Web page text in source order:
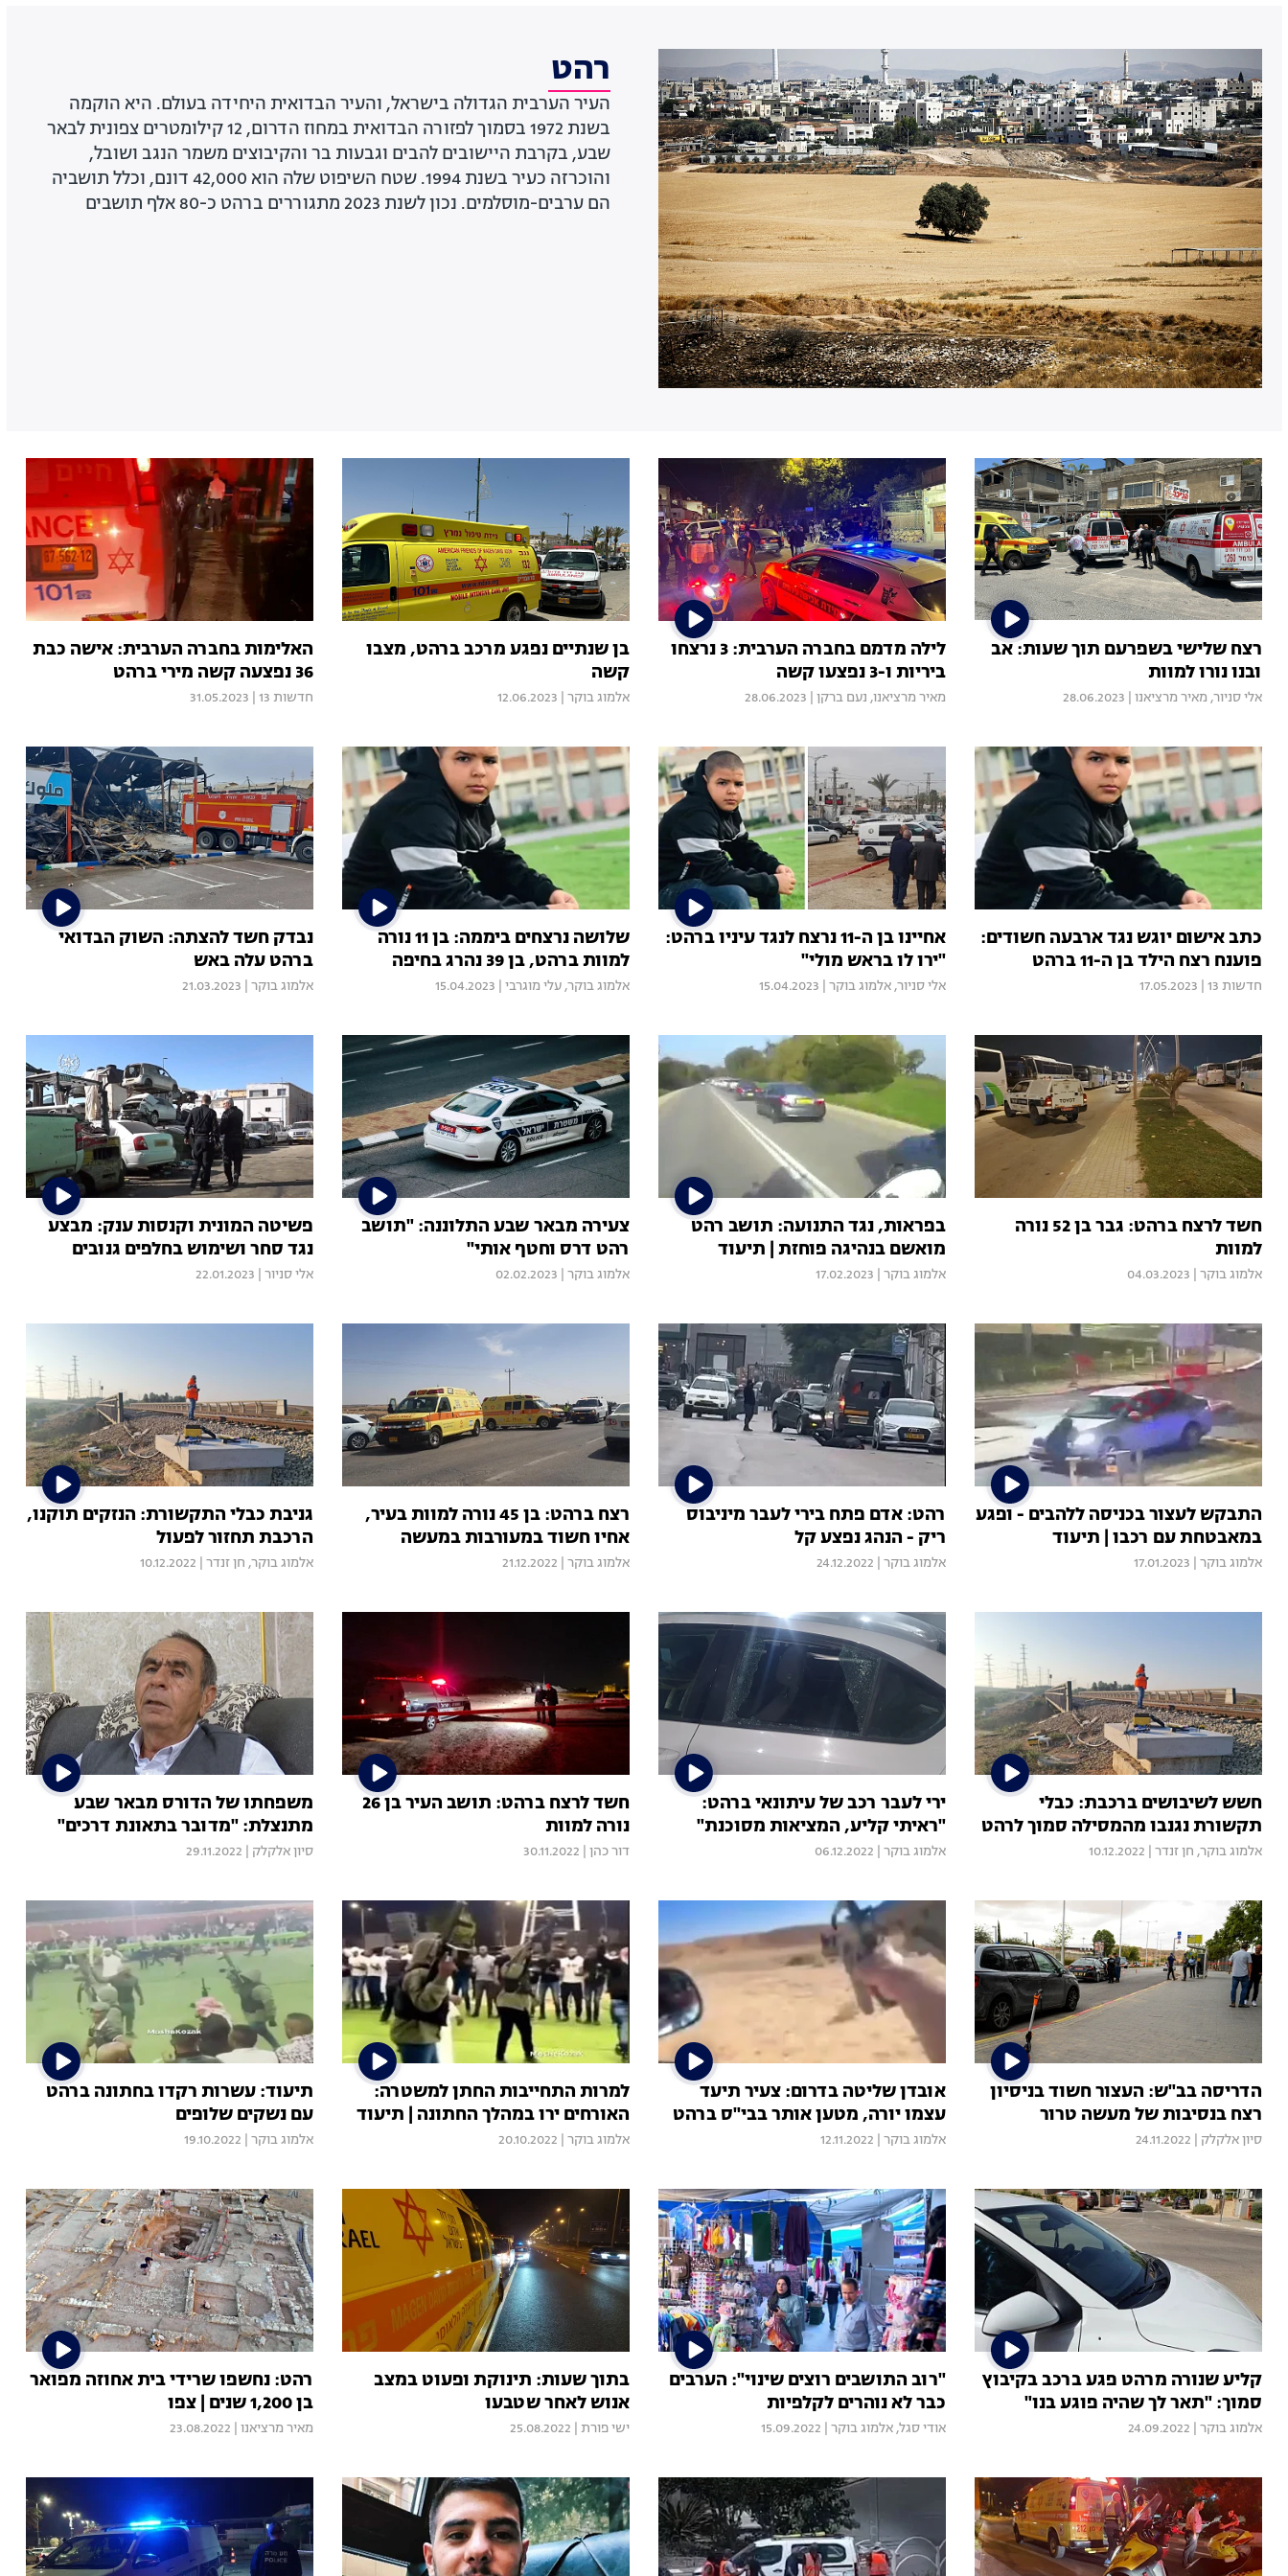
רהט
העיר הערבית הגדולה בישראל, והעיר הבדואית היחידה בעולם. היא הוקמה
בשנת 1972 בסמוך לפזורה הבדואית במחוז הדרום, 12 קילומטרים צפונית לבאר
שבע, בקרבת היישובים להבים וגבעות בר והקיבוצים משמר הנגב ושובל,
והוכרזה כעיר בשנת 1994. שטח השיפוט שלה הוא 42,000 דונם, וכלל תושביה
הם ערבים-מוסלמים. נכון לשנת 2023 מתגוררים ברהט כ-80 אלף תושבים
רצח שלישי בשפרעם תוך שעות: אב
ובנו נורו למוות
אלי סניור, מאיר מרציאנו 28.06.2023
לילה מדמם בחברה הערבית: 3 נרצחו
ביריות ו-3 נפצעו קשה
מאיר מרציאנו, נעם ברקן 28.06.2023
בן שנתיים נפגע מרכב ברהט, מצבו
קשה
אלמוג בוקר 12.06.2023
האלימות בחברה הערבית: אישה כבת
36 נפצעה קשה מירי ברהט
חדשות 13 31.05.2023
כתב אישום יוגש נגד ארבעה חשודים:
פוענח רצח הילד בן ה-11 ברהט
חדשות 13 17.05.2023
אחיינו בן ה-11 נרצח לנגד עיניו ברהט:
"ירו לו בראש מולי"
אלי סניור, אלמוג בוקר 15.04.2023
שלושה נרצחים ביממה: בן 11 נורה
למוות ברהט, בן 39 נהרג בחיפה
אלמוג בוקר, עלי מוגרבי 15.04.2023
נבדק חשד להצתה: השוק הבדואי
ברהט עלה באש
אלמוג בוקר 21.03.2023
חשד לרצח ברהט: גבר בן 52 נורה
למוות
אלמוג בוקר 04.03.2023
בפראות, נגד התנועה: תושב רהט
מואשם בנהיגה פוחזת | תיעוד
אלמוג בוקר 17.02.2023
צעירה מבאר שבע התלוננה: "תושב
רהט דרס וחטף אותי"
אלמוג בוקר 02.02.2023
פשיטה המונית וקנסות ענק: מבצע
נגד סחר ושימוש בחלפים גנובים
אלי סניור 22.01.2023
התבקש לעצור בכניסה ללהבים - ופגע
במאבטחת עם רכבו | תיעוד
אלמוג בוקר 17.01.2023
רהט: אדם פתח בירי לעבר מיניבוס
ריק - הנהג נפצע קל
אלמוג בוקר 24.12.2022
רצח ברהט: בן 45 נורה למוות בעיר,
אחיו חשוד במעורבות במעשה
אלמוג בוקר 21.12.2022
גניבת כבלי התקשורת: הנזקים תוקנו,
הרכבת תחזור לפעול
אלמוג בוקר, חן זנדר 10.12.2022
חשש לשיבושים ברכבת: כבלי
תקשורת נגנבו מהמסילה סמוך לרהט
אלמוג בוקר, חן זנדר 10.12.2022
ירי לעבר רכב של עיתונאי ברהט:
"ראיתי קליע, המציאות מסוכנת"
אלמוג בוקר 06.12.2022
חשד לרצח ברהט: תושב העיר בן 26
נורה למוות
דור כהן 30.11.2022
משפחתו של הדורס מבאר שבע
מתנצלת: "מדובר בתאונת דרכים"
סיון אלקלק 29.11.2022
הדריסה בב"ש: העצור חשוד בניסיון
רצח בנסיבות של מעשה טרור
סיון אלקלק 24.11.2022
אובדן שליטה בדרום: צעיר תיעד
עצמו יורה, מטען אותר בבי"ס ברהט
אלמוג בוקר 12.11.2022
למרות התחייבות החתן למשטרה:
האורחים ירו במהלך החתונה | תיעוד
אלמוג בוקר 20.10.2022
תיעוד: עשרות רקדו בחתונה ברהט
עם נשקים שלופים
אלמוג בוקר 19.10.2022
קליע שנורה מרהט פגע ברכב בקיבוץ
סמוך: "תאר לך שהיה פוגע בנו"
אלמוג בוקר 24.09.2022
"רוב התושבים רוצים שינוי": הערבים
כבר לא נוהרים לקלפיות
אודי סגל, אלמוג בוקר 15.09.2022
בתוך שעות: תינוקת ופעוט במצב
אנוש לאחר שטבעו
ישי פורת 25.08.2022
רהט: נחשפו שרידי בית אחוזה מפואר
בן 1,200 שנים | צפו
מאיר מרציאנו 23.08.2022